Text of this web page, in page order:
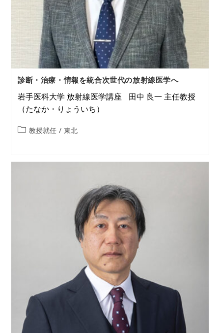
診断・治療・情報を統合次世代の放射線医学へ
岩手医科大学 放射線医学講座 田中 良一 主任教授
（たなか・りょういち）
教授就任 / 東北